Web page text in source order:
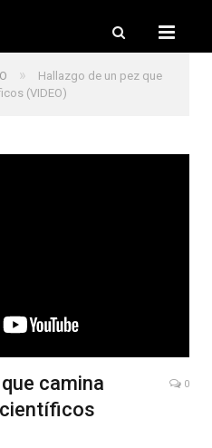
»
Hallazgo de un pez que
(VIDEO)
camina
0